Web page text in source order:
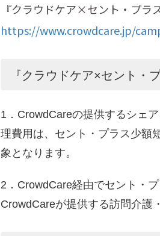
『クラウドケア×セント・プラ
https://www.crowdcare.jp/
『クラウドケア×セント・
1．CrowdCareの提供するシェ
理費用は、セント・プラス少額
象となります。
2．CrowdCare経由でセント・
CrowdCareが提供する訪問介護